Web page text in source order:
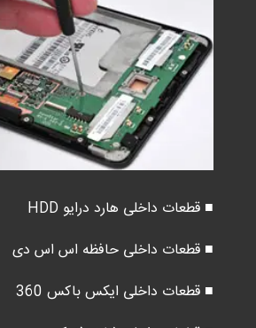
■ قطعات داخلی هارد درایو HDD
■ قطعات داخلی حافظه اس اس دی
■ قطعات داخلی ایکس باکس 360